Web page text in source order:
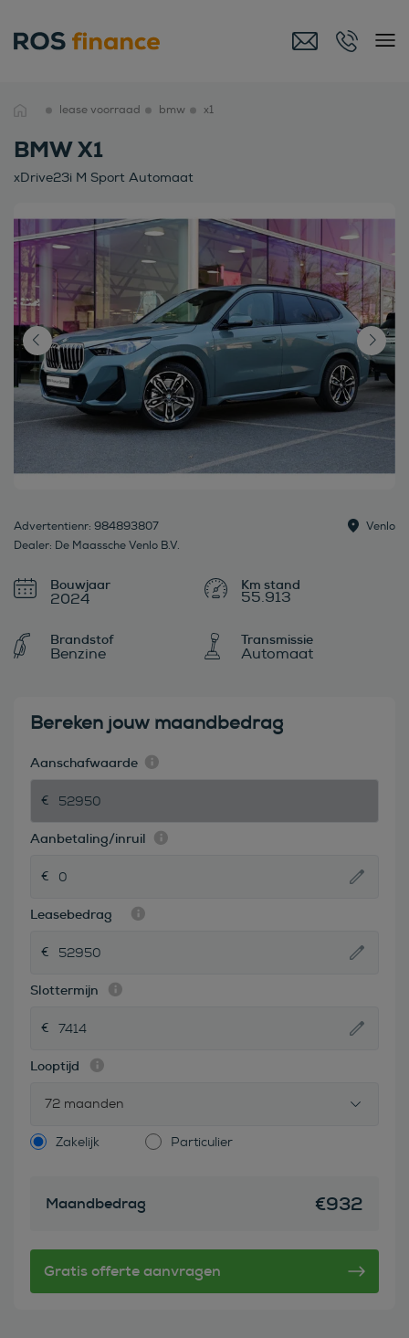
lease voorraad bmw x1
BMW X1
xDrive23i M Sport Automaat
Advertentienr: 984893807
Dealer: De Maassche Venlo B.V.
Venlo
Bouwjaar
2024 55.913
Brandstof
Benzine
Transmissie
Automaat
Bereken jouw maandbedrag
Aanschafwaarde
Aanbetaling/inruil
Leasebedrag
Slottermijn
Looptijd
72 maanden
Zakelijk Particulier
Maandbedrag €932